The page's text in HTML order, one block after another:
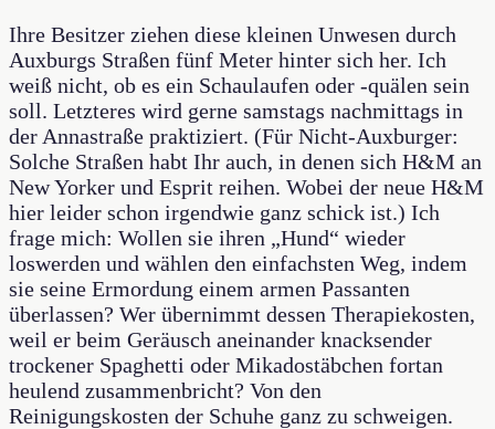
Ihre Besitzer ziehen diese kleinen Unwesen durch
Auxburgs Straßen fünf Meter hinter sich her. Ich
weiß nicht, ob es ein Schaulaufen oder -quälen sein
soll. Letzteres wird gerne samstags nachmittags in
der Annastraße praktiziert. (Für Nicht-Auxburger:
Solche Straßen habt Ihr auch, in denen sich H&M an
New Yorker und Esprit reihen. Wobei der neue H&M
hier leider schon irgendwie ganz schick ist.) Ich
frage mich: Wollen sie ihren „Hund“ wieder
loswerden und wählen den einfachsten Weg, indem
sie seine Ermordung einem armen Passanten
überlassen? Wer übernimmt dessen Therapiekosten,
weil er beim Geräusch aneinander knacksender
trockener Spaghetti oder Mikadostäbchen fortan
heulend zusammenbricht? Von den
Reinigungskosten der Schuhe ganz zu schweigen.